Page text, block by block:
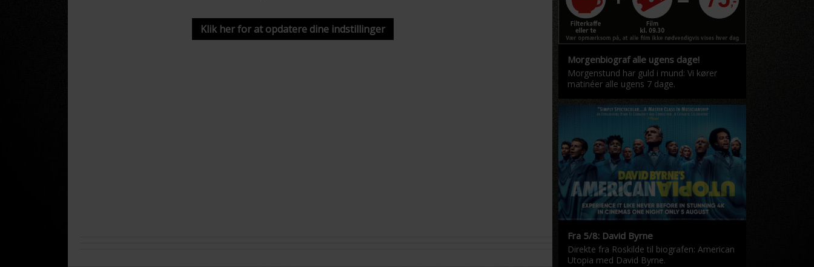
Klik her for at opdatere dine indstillinger
Morgenbiograf alle ugens dage!
Morgenstund har guld i mund: Vi kører
matinéer alle ugens 7 dage.
Fra 5/8: David Byrne
Direkte fra Roskilde til biografen: American
Utopia med David Byrne.